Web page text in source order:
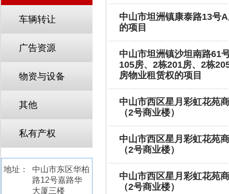
车辆转让
广告资源
物资与设备
其他
私有产权
地址：
中山市东区华柏
路12号嘉路华
大厦三楼
中山市坦洲镇康泰路13号
的项目
中山市坦洲镇沙坦南路61
105房、2栋201房、2栋
房物业租赁权的项目
中山市西区星月彩虹花苑
（2号商业楼）
中山市西区星月彩虹花苑
（2号商业楼）
中山市西区星月彩虹花苑
（2号商业楼）